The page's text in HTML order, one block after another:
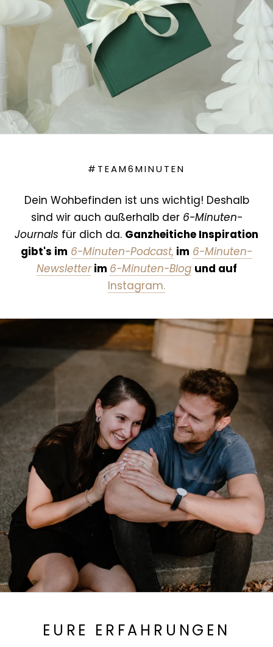
#TEAM6MINUTEN
Dein Wohbefinden ist uns wichtig! Deshalb
sind wir auch außerhalb der 6-Minuten-
Journals für dich da. Ganzheitiche Inspiration
gibt's im 6-Minuten-Podcast, im 6-Minuten-
Newsletter im 6-Minuten-Blog und auf
Instagram.
EURE ERFAHRUNGEN